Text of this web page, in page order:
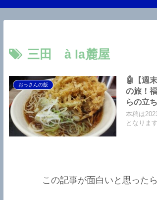
三田 à la麓屋
おっさんの飯
🤖【週末
の旅！
らの立
本稿は
となりま
この記事が面白いと思った